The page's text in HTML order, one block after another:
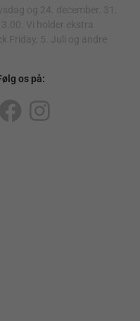
og 24. december. 31.
Vi holder ekstra
Friday, 5. Juli og andre
os på:
F
I